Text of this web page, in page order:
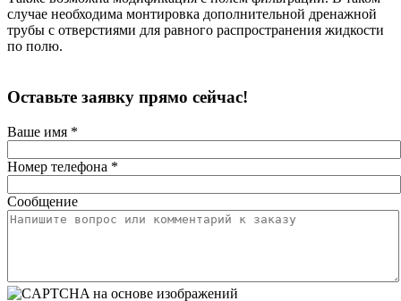
случае необходима монтировка дополнительной дренажной
трубы с отверстиями для равного распространения жидкости
по полю.
Оставьте заявку прямо сейчас!
Ваше имя *
Номер телефона *
Сообщение